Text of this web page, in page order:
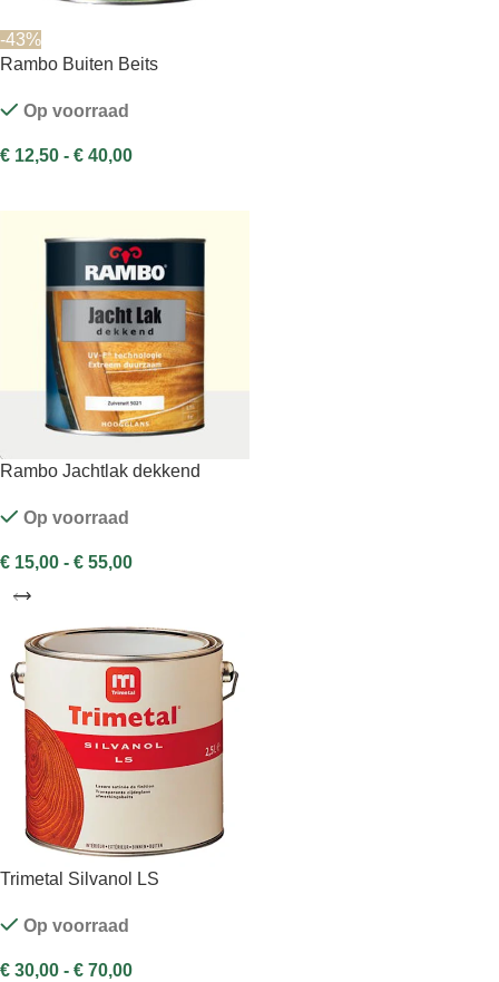
-43%
Rambo Buiten Beits
Op voorraad
€ 12,50 - € 40,00
Rambo Jachtlak dekkend
Op voorraad
€ 15,00 - € 55,00
OPTIES SELECTEREN
Trimetal Silvanol LS
Op voorraad
€ 30,00 - € 70,00